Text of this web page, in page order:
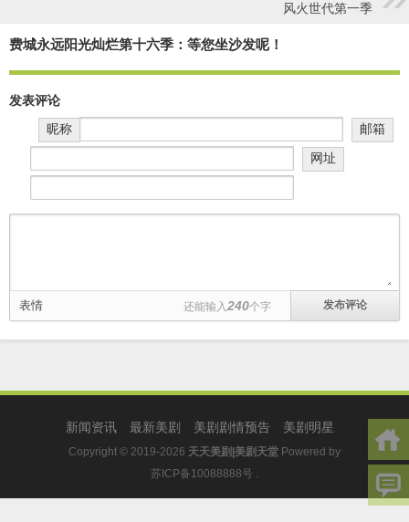
风火世代第一季
费城永远阳光灿烂第十六季：等您坐沙发呢！
发表评论
昵称
邮箱
网址
表情 还能输入 240个字
新闻资讯 最新美剧 美剧剧情预告 美剧明星
Copyright © 2019-2026 天天美剧|美剧天堂 Powered by
苏ICP备10088888号 .